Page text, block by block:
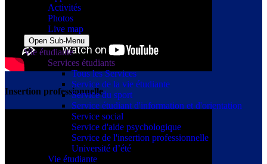
Activités
Photos
Live map
Open Sub-Menu
Vie étudiante
Services étudiants
Tous les Services
Service de la vie étudiante
Service du sport
Service étudiant d'information et d'orientation
Service social
Service d'aide psychologique
Service de l'insertion professionnelle
Université d’été
Vie étudiante
Insertion professionnelle